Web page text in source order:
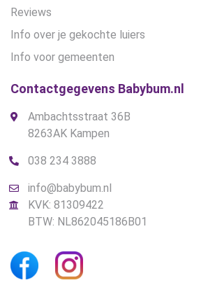
Reviews
Info over je gekochte luiers
Info voor gemeenten
Contactgegevens Babybum.nl
Ambachtsstraat 36B
8263AK Kampen
038 234 3888
info@babybum.nl
KVK: 81309422
BTW: NL862045186B01